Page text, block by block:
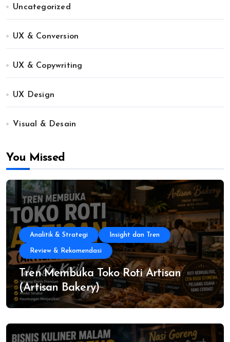
Uncategorized
UX & Conversion
UX & Copywriting
UX Design
Visual & Desain
You Missed
Analitik & Strategi Insight dan Tren
Review & Rekomendasi
Tren Membuka Toko Roti Artisan
(Artisan Bakery)